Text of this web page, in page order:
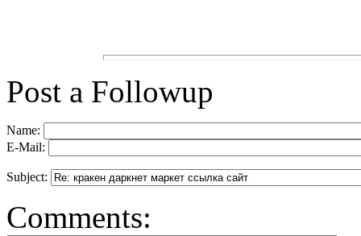
Post a Followup
Name:
E-Mail:
Subject:
Comments: